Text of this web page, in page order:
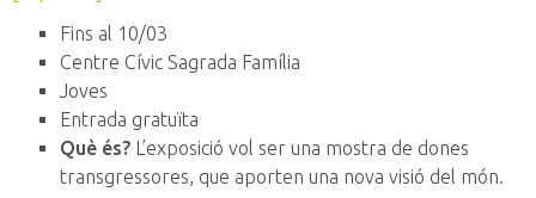
Fins al 10/03
Centre Cívic Sagrada Família
Joves
Entrada gratuïta
Què és? L’exposició vol ser una mostra de dones
transgressores, que aporten una nova visió del món.